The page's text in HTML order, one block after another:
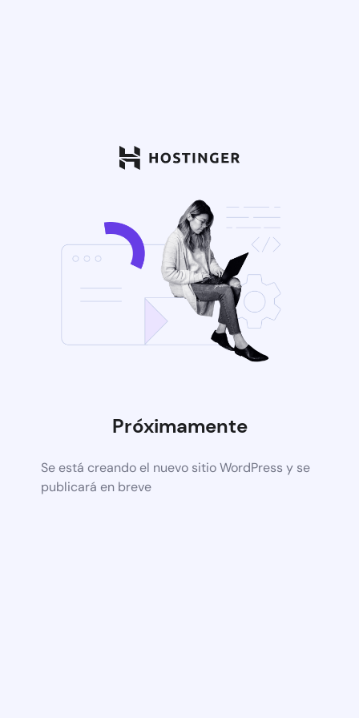
Próximamente
Se está creando el nuevo sitio WordPress y se
publicará en breve